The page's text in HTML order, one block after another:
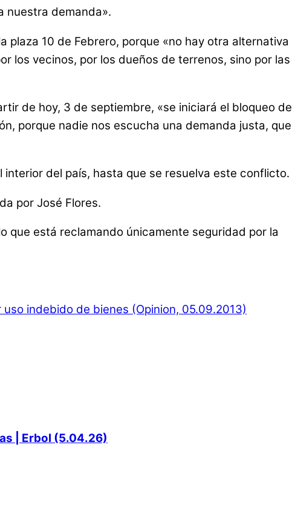
nuestra demanda».
10 de Febrero, porque «no hay otra alternativa
los vecinos, por los dueños de terrenos, sino por las
de hoy, 3 de septiembre, «se iniciará el bloqueo de
porque nadie nos escucha una demanda justa, que
del país, hasta que se resuelva este conflicto.
por José Flores.
que está reclamando únicamente seguridad por la
indebido de bienes (Opinion, 05.09.2013)
| Erbol (5.04.26)